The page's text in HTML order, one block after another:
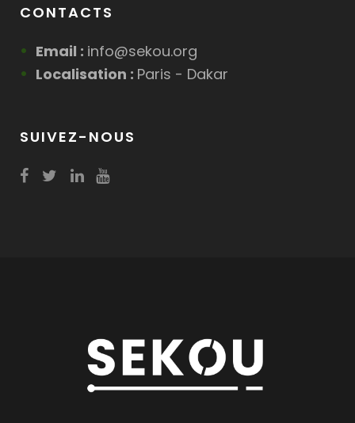
CONTACTS
Email : info@sekou.org
Localisation : Paris - Dakar
SUIVEZ-NOUS